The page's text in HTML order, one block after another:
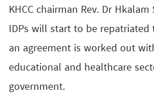
KHCC chairman Rev. Dr
IDPs will start to be
an agreement is worked out
educational and healthcare
government.